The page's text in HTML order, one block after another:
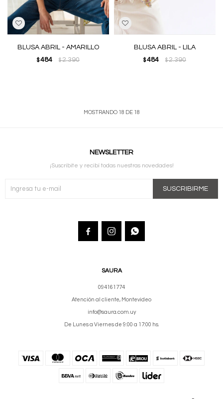
BLUSA ABRIL - AMARILLO
$484 $2.390
BLUSA ABRIL - LILA
$484 $2.390
MOSTRANDO 18 DE 18
SAURA
094161774
Atención al cliente, Montevideo
info@saura.com.uy
De Lunes a Viernes de 9:00 a 17:00 hs.
NEWSLETTER
¡Suscribite y recibí todas nuestras novedades!
SUSCRIBIRME
  